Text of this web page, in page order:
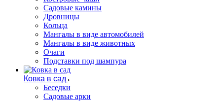
Садовые камины
Дровницы
Кольца
Мангалы в виде автомобилей
Мангалы в виде животных
Очаги
Подставки под шампура
Ковка в сад
Беседки
Садовые арки